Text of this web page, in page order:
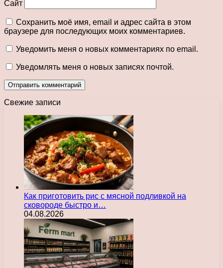
Сайт
Сохранить моё имя, email и адрес сайта в этом
браузере для последующих моих комментариев.
Уведомить меня о новых комментариях по email.
Уведомлять меня о новых записях почтой.
Свежие записи
Как приготовить рис с мясной подливкой на
сковороде быстро и…
04.08.2026